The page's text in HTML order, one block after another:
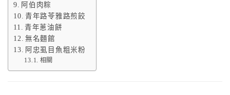
阿伯肉粽
青年路苓雅路煎餃
青年蔥油餅
無名麵館
阿忠虱目魚粗米粉
相關